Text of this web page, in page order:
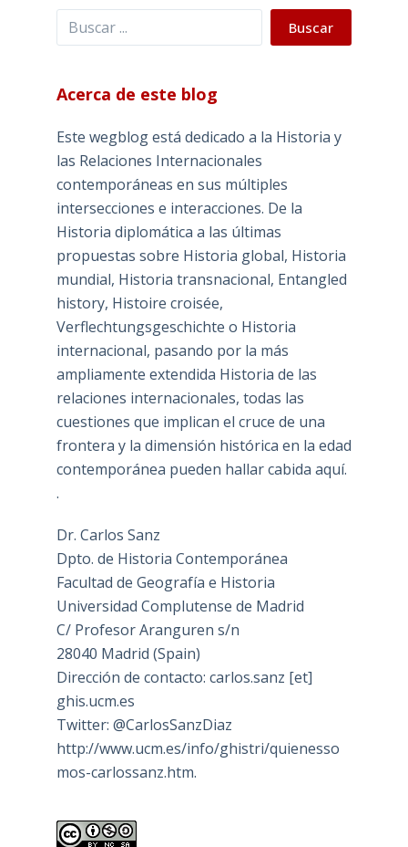
Buscar Buscar
Acerca de este blog
Este wegblog está dedicado a la Historia y
las Relaciones Internacionales
contemporáneas en sus múltiples
intersecciones e interacciones. De la
Historia diplomática a las últimas
propuestas sobre Historia global, Historia
mundial, Historia transnacional, Entangled
history, Histoire croisée,
Verflechtungsgeschichte o Historia
internacional, pasando por la más
ampliamente extendida Historia de las
relaciones internacionales, todas las
cuestiones que implican el cruce de una
frontera y la dimensión histórica en la edad
contemporánea pueden hallar cabida aquí.
.
Dr. Carlos Sanz
Dpto. de Historia Contemporánea
Facultad de Geografía e Historia
Universidad Complutense de Madrid
C/ Profesor Aranguren s/n
28040 Madrid (Spain)
Dirección de contacto: carlos.sanz [et]
ghis.ucm.es
Twitter: @CarlosSanzDiaz
http://www.ucm.es/info/ghistri/quienesso
mos-carlossanz.htm.